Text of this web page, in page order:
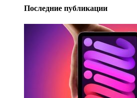
Последние публикации